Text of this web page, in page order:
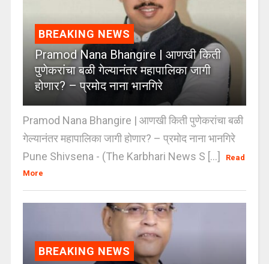
BREAKING NEWS
Pramod Nana Bhangire | आणखी किती
पुणेकरांचा बळी गेल्यानंतर महापालिका जागी
होणार? – प्रमोद नाना भानगिरे
Pramod Nana Bhangire | आणखी किती पुणेकरांचा बळी
गेल्यानंतर महापालिका जागी होणार? – प्रमोद नाना भानगिरे
Pune Shivsena - (The Karbhari News S [...]
Read
More
BREAKING NEWS